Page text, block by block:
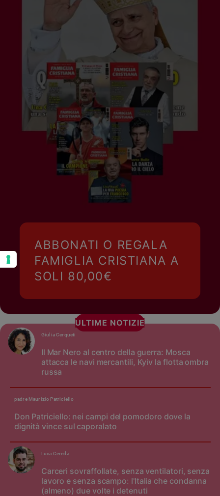
ABBONATI O REGALA
FAMIGLIA CRISTIANA A
SOLI 80,00€
ULTIME NOTIZIE
Il Mar Nero al centro della guerra: Mosca
attacca le navi mercantili, Kyiv la flotta ombra
russa
Giulia Cerqueti
Don Patriciello: nei campi del pomodoro dove la
dignità vince sul caporalato
padre Maurizio Patriciello
Carceri sovraffollate, senza ventilatori, senza
lavoro e senza scampo: l'Italia che condanna
(almeno) due volte i detenuti
Luca Cereda